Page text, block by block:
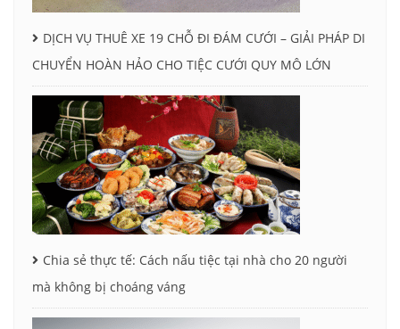
DỊCH VỤ THUÊ XE 19 CHỖ ĐI ĐÁM CƯỚI – GIẢI PHÁP DI
CHUYỂN HOÀN HẢO CHO TIỆC CƯỚI QUY MÔ LỚN
Chia sẻ thực tế: Cách nấu tiệc tại nhà cho 20 người
mà không bị choáng váng